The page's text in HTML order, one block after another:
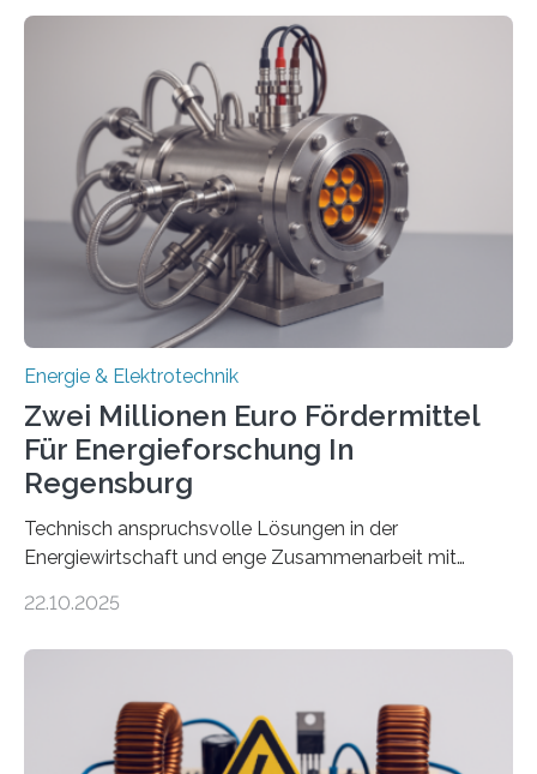
einem „Anschlussstau“. Die Stiftung
Umweltenergierecht hat den Rechtsrahmen in einem
neuen Bericht für die Praxis eingeordnet – inklusive der
Rolle von flexiblen Netzanschlussvereinbarungen. Der
Netzanschluss von Erneuerbare-Energien-Anlagen
(EE-Anlagen) ist entscheidend für die Energiewende.
Denn ohne Anschluss an das Netz kann kein Strom
eingespeist werden. Nach dem Erneuerbare-Energien-
Gesetz (EEG) sind Netzbetreiber…
Energie & Elektrotechnik
Zwei Millionen Euro Fördermittel
Für Energieforschung In
Regensburg
Technisch anspruchsvolle Lösungen in der
Energiewirtschaft und enge Zusammenarbeit mit
neuen EU-geförderten Transfer-Projekte zu
Energietechnologien werden vom Europäischen
Sozialfonds Plus (ESF+) gefördert – mit einer
Gesamtsumme von mehr als zwei Millionen Euro.
22.10.2025